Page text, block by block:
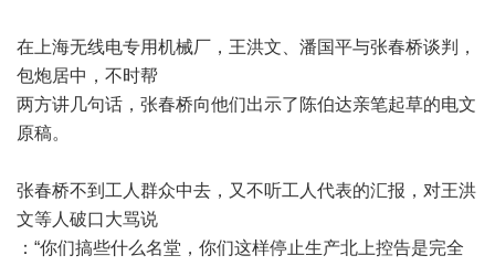
在上海无线电专用机械厂，王洪文、潘国平与张春桥谈判，
包炮居中，不时帮
两方讲几句话，张春桥向他们出示了陈伯达亲笔起草的电文
原稿。
张春桥不到工人群众中去，又不听工人代表的汇报，对王洪
文等人破口大骂说
： “你们搞些什么名堂，你们这样停止生产北上控告是完全